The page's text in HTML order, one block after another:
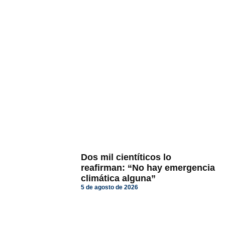
Dos mil cientíticos lo
reafirman: “No hay emergencia
climática alguna”
5 de agosto de 2026